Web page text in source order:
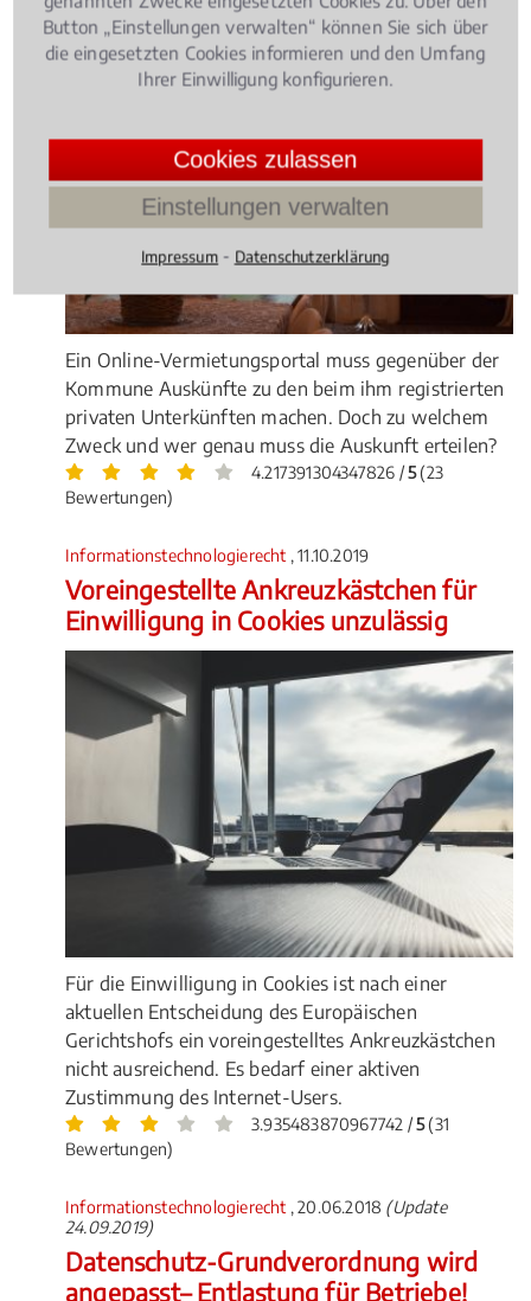
Rechtsbeiträge zu IT-Recht
Informationstechnologierecht, 10.04.2018(Update
Internetportal muss Auskunft zu
privaten Unterkünften erteilen
Ein Online-Vermietungsportal muss gegenüber der
Kommune Auskünfte zu den beim ihm registrierten
privaten Unterkünften machen. Doch zu welchem
Zweck und wer genau muss die Auskunft erteilen?
4.217391304347826 /5(23
Bewertungen)
Informationstechnologierecht , 11.10.2019
Voreingestellte Ankreuzkästchen für
Einwilligung in Cookies unzulässig
Für die Einwilligung in Cookies ist nach einer
aktuellen Entscheidung des Europäischen
Gerichtshofs ein voreingestelltes Ankreuzkästchen
nicht ausreichend. Es bedarf einer aktiven
Zustimmung des Internet-Users.
3.935483870967742 /5(31
Bewertungen)
Informationstechnologierecht , 20.06.2018 (Update
24.09.2019)
Datenschutz-Grundverordnung wird
angepasst– Entlastung für Betriebe!
Button „Einstellungen verwalten“ können Sie sich über
die eingesetzten Cookies informieren und den Umfang
Ihrer Einwilligung konfigurieren.
Cookies zulassen
Einstellungen verwalten
Impressum ⁃ Datenschutzerklärung